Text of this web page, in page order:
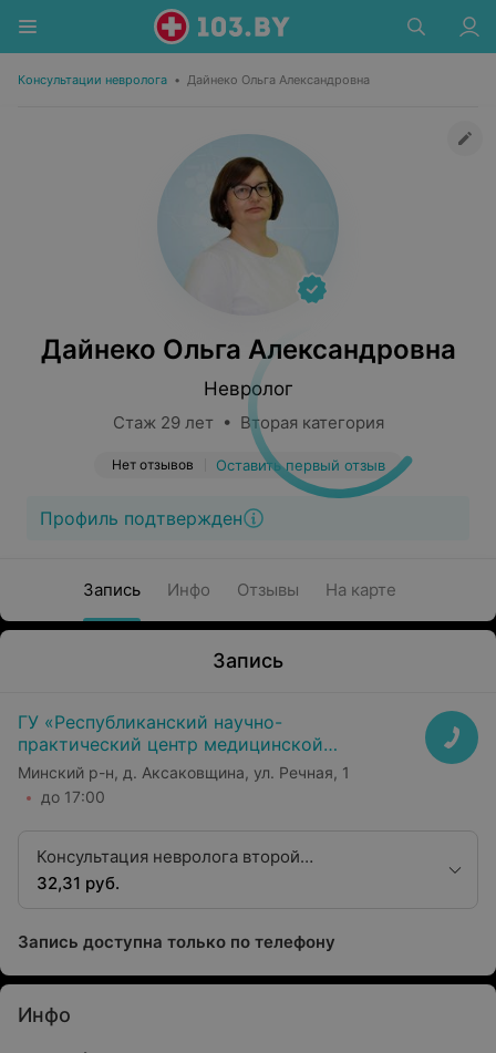
Консультации невролога • Дайнеко Ольга Александровна
Дайнеко Ольга Александровна
Невролог
Стаж 29 лет • Вторая категория
Нет отзывов Оставить первый отзыв
Профиль подтвержден
Запись Инфо Отзывы На карте
Запись
ГУ «Республиканский научно-
практический центр медицинской
экспертизы и реабилитаци»
Минский р-н, д. Аксаковщина, ул. Речная, 1
до 17:00
Консультация невролога второй
квалификационной категории
32,31 руб.
Запись доступна только по телефону
Инфо